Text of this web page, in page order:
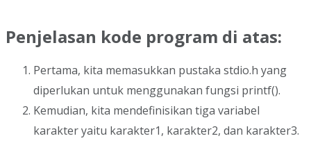
Penjelasan kode program di atas:
Pertama, kita memasukkan pustaka stdio.h yang
diperlukan untuk menggunakan fungsi printf().
Kemudian, kita mendefinisikan tiga variabel
karakter yaitu karakter1, karakter2, dan karakter3.